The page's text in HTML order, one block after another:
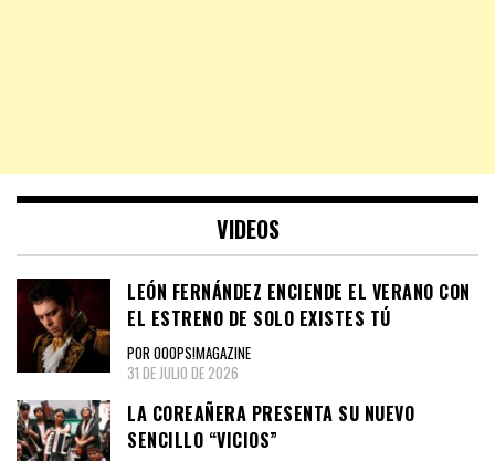
VIDEOS
LEÓN FERNÁNDEZ ENCIENDE EL VERANO CON
EL ESTRENO DE SOLO EXISTES TÚ
POR OOOPS!MAGAZINE
31 DE JULIO DE 2026
LA COREAÑERA PRESENTA SU NUEVO
SENCILLO “VICIOS”